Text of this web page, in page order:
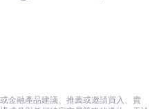
金融產品建議、推薦或邀請買入、賣